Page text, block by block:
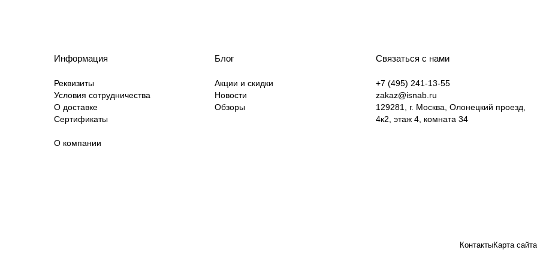
Информация
Реквизиты
Условия сотрудничества
О доставке
Сертификаты
О компании
Блог
Акции и скидки
Новости
Обзоры
Связаться с нами
+7 (495) 241-13-55
zakaz@isnab.ru
129281, г. Москва, Олонецкий проезд,
4к2, этаж 4, комната 34
КонтактыКарта сайта